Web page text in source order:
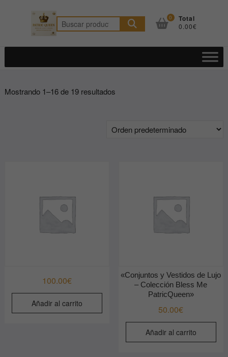
Buscar
por:
0 Total
0.00€
Mostrando 1–16 de 19 resultados
100.00€
Añadir al carrito
«Conjuntos y Vestidos de Lujo
– Colección Bless Me
PatricQueen»
50.00€
Añadir al carrito